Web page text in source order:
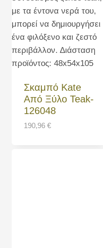
Σκαμπό Kate
Από Ξύλο Teak-
126048
190,96 €